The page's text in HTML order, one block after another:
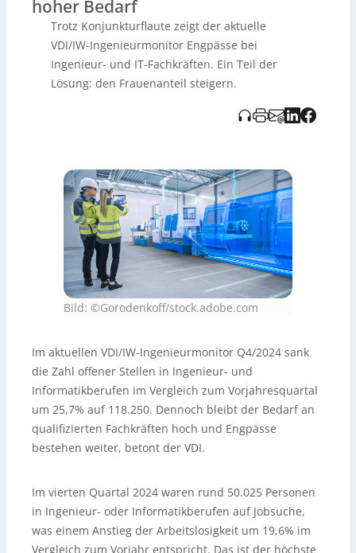
Lösung gesehen: Der Frauenanteil in Ingenieurberufen
stieg von 15,1 % auf 20,3 % und könnte durch stärkere
Förderung weiter wachsen. Themen wie Klimaschutz
könnten hierbei besonders junge Frauen anziehen, um
die Fachkräftesicherung zu unterstützen.
hoher Bedarf
Trotz Konjunkturflaute zeigt der aktuelle
VDI/IW-Ingenieurmonitor Engpässe bei
Ingenieur- und IT-Fachkräften. Ein Teil der
Lösung: den Frauenanteil steigern.
Bild: ©Gorodenkoff/stock.adobe.com
Im aktuellen VDI/IW-Ingenieurmonitor Q4/2024 sank
die Zahl offener Stellen in Ingenieur- und
Informatikberufen im Vergleich zum Vorjahresquartal
um 25,7% auf 118.250. Dennoch bleibt der Bedarf an
qualifizierten Fachkräften hoch und Engpässe
bestehen weiter, betont der VDI.
Im vierten Quartal 2024 waren rund 50.025 Personen
in Ingenieur- oder Informatikberufen auf Jobsuche,
was einem Anstieg der Arbeitslosigkeit um 19,6% im
Vergleich zum Vorjahr entspricht. Das ist der höchste